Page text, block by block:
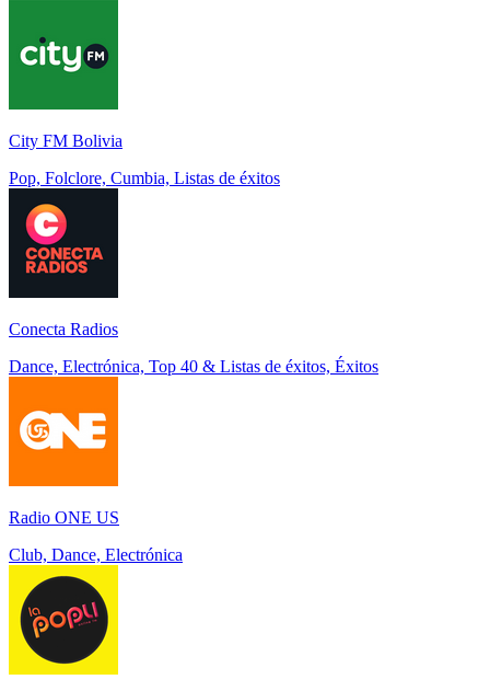
City FM Bolivia
Pop, Folclore, Cumbia, Listas de éxitos
Conecta Radios
Dance, Electrónica, Top 40 & Listas de éxitos, Éxitos
Radio ONE US
Club, Dance, Electrónica